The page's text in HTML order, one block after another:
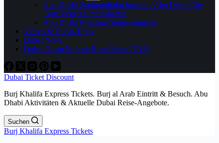
Abu Dhabi Stadtrundfahrt buchen / Abu Dhabi City
Tour Tickets Eintrittskarten
Abu Dhabi Premium Sightseeingtour
Videos & Dubai-Tipps
Dubai News
Dubai Oman Emirate Reiseführer (VAE)
Dubai Ticket Discount
Burj Khalifa Express Tickets. Burj al Arab Eintritt & Besuch. Abu
Dhabi Aktivitäten & Aktuelle Dubai Reise-Angebote.
Suchen
Burj Khalifa Express Tickets